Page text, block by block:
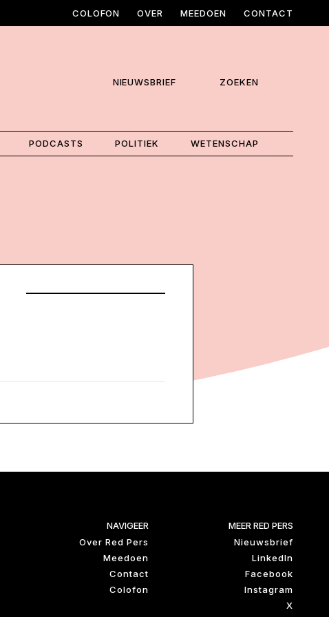
COLOFON OVER MEEDOEN CONTACT
NIEUWSBRIEF ZOEKEN
PODCASTS POLITIEK WETENSCHAP
NAVIGEER
Over Red Pers
Meedoen
Contact
Colofon
MEER RED PERS
Nieuwsbrief
LinkedIn
Facebook
Instagram
X